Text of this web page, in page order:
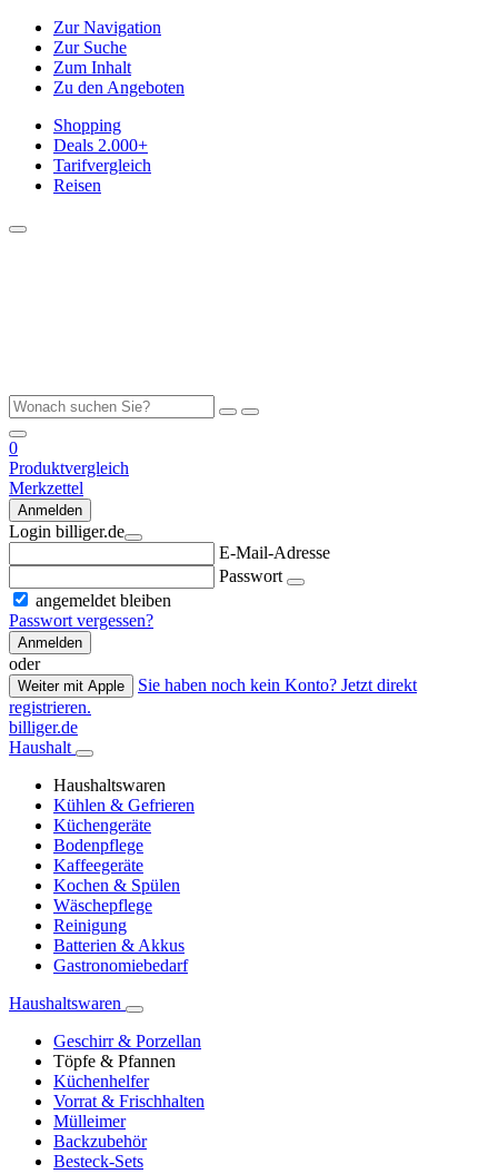
Zur Navigation
Zur Suche
Zum Inhalt
Zu den Angeboten
Shopping
Deals 2.000+
Tarifvergleich
Reisen
0
Produktvergleich
Merkzettel
Anmelden
Login billiger.de
E-Mail-Adresse
Passwort
angemeldet bleiben
Passwort vergessen?
Anmelden
oder
Weiter mit Apple
Sie haben noch kein Konto? Jetzt direkt
registrieren.
billiger.de
Haushalt
Haushaltswaren
Kühlen & Gefrieren
Küchengeräte
Bodenpflege
Kaffeegeräte
Kochen & Spülen
Wäschepflege
Reinigung
Batterien & Akkus
Gastronomiebedarf
Haushaltswaren
Geschirr & Porzellan
Töpfe & Pfannen
Küchenhelfer
Vorrat & Frischhalten
Mülleimer
Backzubehör
Besteck-Sets